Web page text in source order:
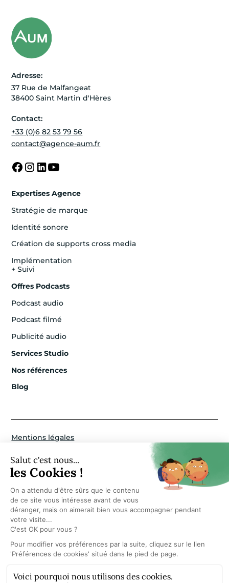
Adresse:
37 Rue de Malfangeat
38400 Saint Martin d'Hères
Contact:
+33 (0)6 82 53 79 56
contact@agence-aum.fr
Expertises Agence
Stratégie de marque
Identité sonore
Création de supports cross media
Implémentation
+ Suivi
Offres Podcasts
Podcast audio
Podcast filmé
Publicité audio
Services Studio
Nos références
Blog
Mentions légales
Paramètres Cookies